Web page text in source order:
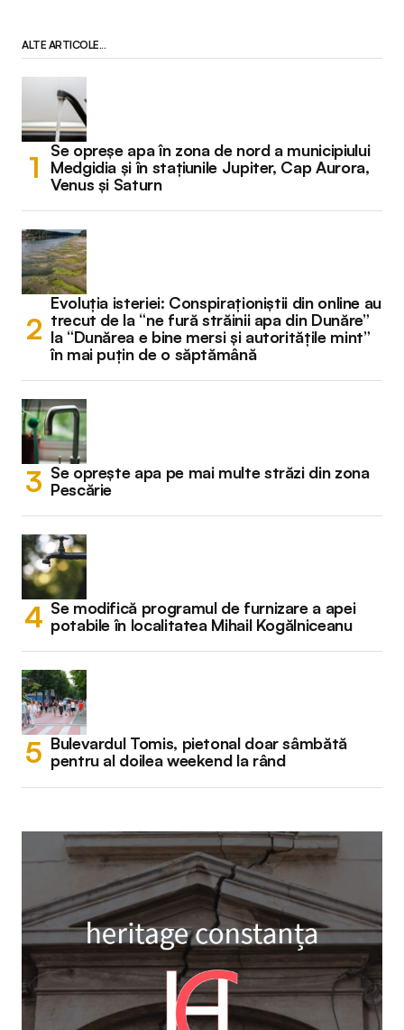
ALTE ARTICOLE...
Se opreșe apa în zona de nord a municipiului
Medgidia și în stațiunile Jupiter, Cap Aurora,
Venus și Saturn
Evoluția isteriei: Conspiraționiștii din online au
trecut de la “ne fură străinii apa din Dunăre”
la “Dunărea e bine mersi și autoritățile mint”
în mai puțin de o săptămână
Se oprește apa pe mai multe străzi din zona
Pescărie
Se modifică programul de furnizare a apei
potabile în localitatea Mihail Kogălniceanu
Bulevardul Tomis, pietonal doar sâmbătă
pentru al doilea weekend la rând